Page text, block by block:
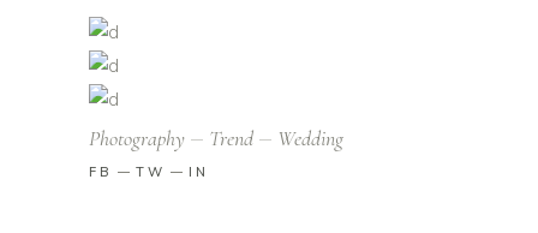
Photography Trend Wedding
FB TW IN